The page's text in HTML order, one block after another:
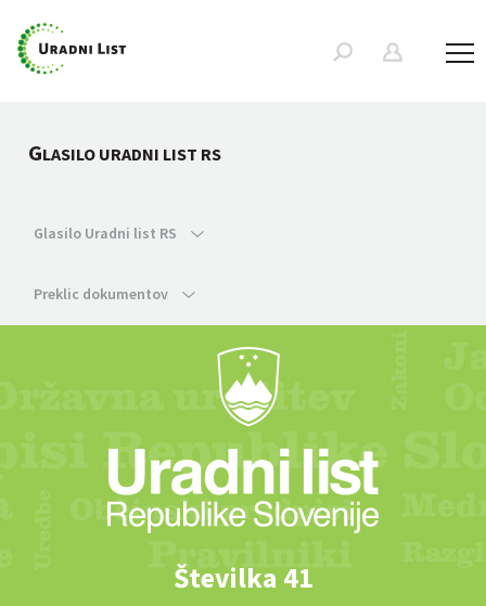
GLASILO URADNI LIST RS
Glasilo Uradni list RS
Preklic dokumentov
Številka 41